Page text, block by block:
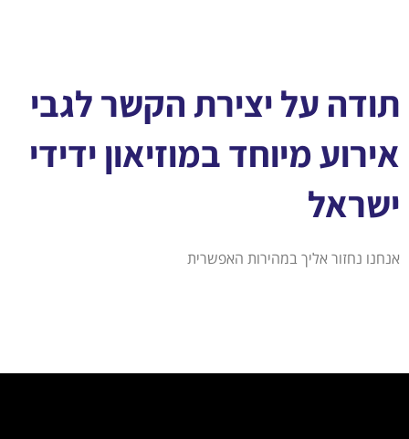
תודה על יצירת הקשר לגבי
אירוע מיוחד במוזיאון ידידי
ישראל
אנחנו נחזור אליך במהירות האפשרית